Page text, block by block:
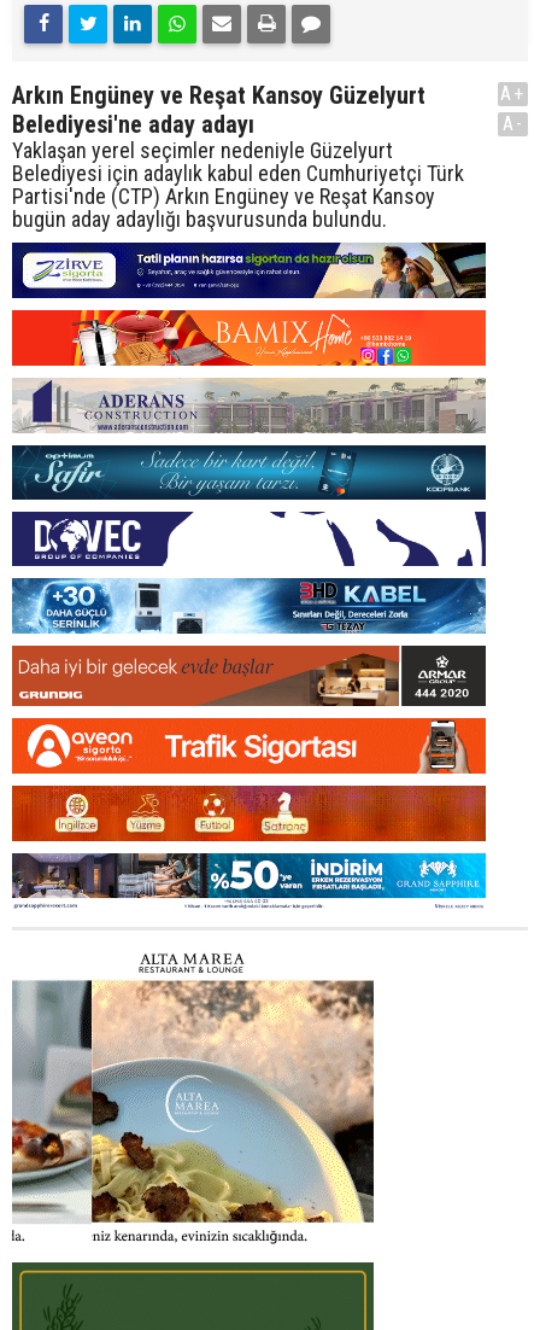
Arkın Engüney ve Reşat Kansoy Güzelyurt
Belediyesi'ne aday adayı
Yaklaşan yerel seçimler nedeniyle Güzelyurt
Belediyesi için adaylık kabul eden Cumhuriyetçi Türk
Partisi'nde (CTP) Arkın Engüney ve Reşat Kansoy
bugün aday adaylığı başvurusunda bulundu.
A+
A-